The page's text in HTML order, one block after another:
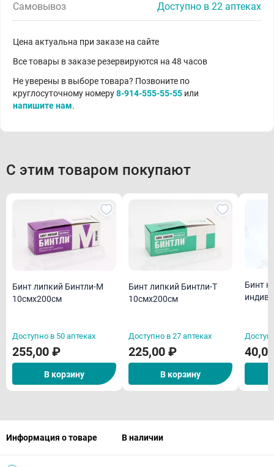
Самовывоз Доступно в 22 аптеках
Цена актуальна при заказе на сайте
Все товары в заказе резервируются на 48 часов
Не уверены в выборе товара? Позвоните по
круглосуточному номеру8-914-555-55-55 или
напишите нам.
С этим товаром покупают
Бинт липкий Бинтли-М
10смх200см
Доступно в 50 аптеках
255,00 ₽
В корзину
Бинт липкий Бинтли-Т
10смх200см
Доступно в 27 аптеках
225,00 ₽
В корзину
Бинт
Информация о товаре В наличии